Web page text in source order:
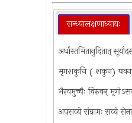
सन्ध्यालक्षणाध्यायः
अर्धास्तमितानुदितात्
मृगशकुनि ( शकुन)
भैरवमुच्चैः विरुवन्
अपसव्ये संग्रामः सव्ये